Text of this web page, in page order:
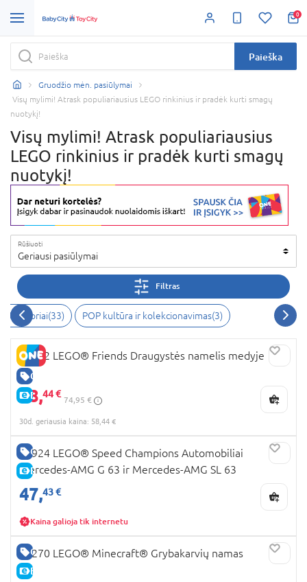
0
Paieška
Gruodžio mėn. pasiūlymai
Visų mylimi! Atrask populiariausius LEGO rinkinius ir pradėk kurti smagų
nuotykį!
Visų mylimi! Atrask populiariausius
LEGO rinkinius ir pradėk kurti smagų
nuotykį!
Rūšiuoti
Geriausi pasiūlymai
Filtras
(33) POP kultūra ir kolekcionavimas(3)
GERA KAINA
E-KAINA
42652 LEGO® Friends Draugystės namelis medyje
58,44 €
74,95 €
30d. geriausia kaina: 58,44 €
GERA KAINA
E-KAINA
76924 LEGO® Speed Champions Automobiliai
Mercedes-AMG G 63 ir Mercedes-AMG SL 63
47,43 €
Kaina galioja tik internetu
GERA KAINA
E-KAINA
21270 LEGO® Minecraft® Grybakarvių namas